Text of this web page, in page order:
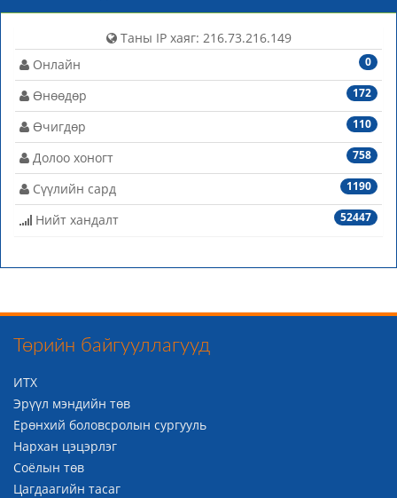
Таны IP хаяг: 216.73.216.149
0
Онлайн
172
Өнөөдөр
110
Өчигдөр
758
Долоо хоногт
1190
Сүүлийн сард
52447
Нийт хандалт
Төрийн байгууллагууд
ИТХ
Эрүүл мэндийн төв
Ерөнхий боловсролын сургууль
Нархан цэцэрлэг
Соёлын төв
Цагдаагийн тасаг